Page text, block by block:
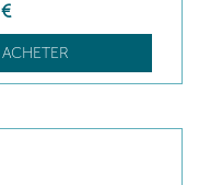
€
ACHETER